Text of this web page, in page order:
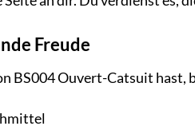
Freude
BS004 Ouvert-Catsuit